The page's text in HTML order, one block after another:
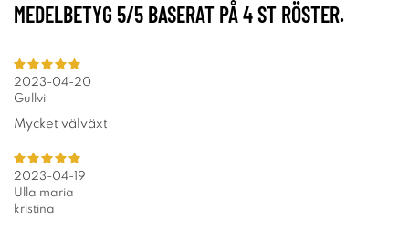
MEDELBETYG 5/5 BASERAT PÅ4ST RÖSTER.
2023-04-20
Gullvi
Mycket välväxt
2023-04-19
Ulla maria
kristina